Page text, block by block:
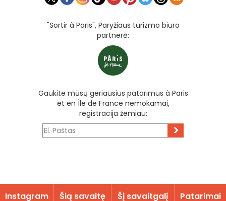
"Sortir à Paris", Paryžiaus turizmo biuro
partnerė:
Gaukite mūsų geriausius patarimus à Paris
et en Île de France nemokamai,
registracija žemiau:
>
Instagram Šią savaitę Šį savaitgalį Patarimai